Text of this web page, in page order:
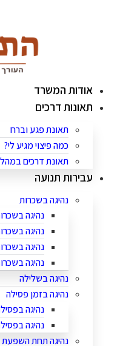
אודות המשרד
תאונות דרכים
תאונת פגע וברח
כמה פיצוי מגיע לי?
תאונת דרכים
עבירות תנועה
נהיגה בשכרות
נהיגה
נהיגה
נהיגה
נהיגה
נהיגה בשלילה
נהיגה בזמן פסילה
נהיגה
נהיגה
נהיגה תחת השפעת